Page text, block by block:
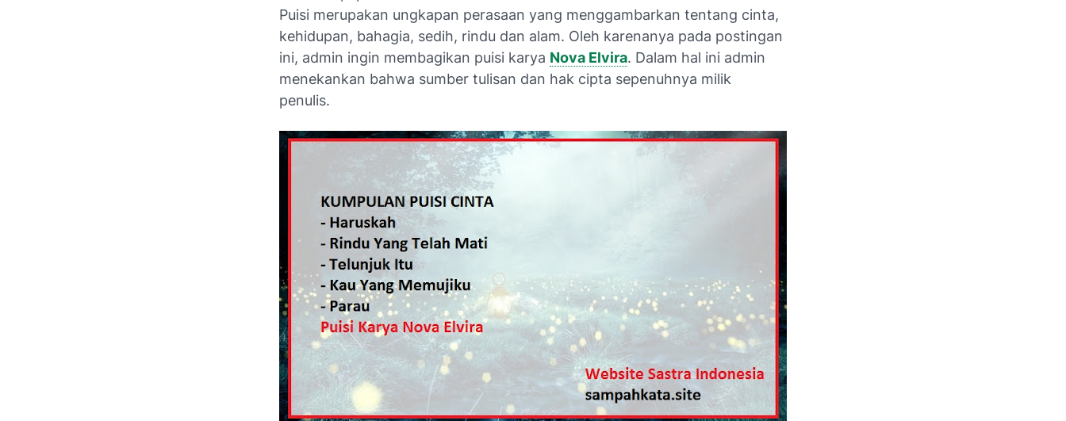
Puisi merupakan ungkapan perasaan yang menggambarkan tentang cinta,
kehidupan, bahagia, sedih, rindu dan alam. Oleh karenanya pada postingan
ini, admin ingin membagikan puisi karya Nova Elvira. Dalam hal ini admin
menekankan bahwa sumber tulisan dan hak cipta sepenuhnya milik
penulis.